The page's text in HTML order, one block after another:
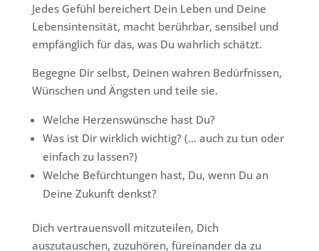
Jedes Gefühl bereichert Dein Leben und Deine
Lebensintensität, macht berührbar, sensibel und
empfänglich für das, was Du wahrlich schätzt.
Begegne Dir selbst, Deinen wahren Bedürfnissen,
Wünschen und Ängsten und teile sie.
Welche Herzenswünsche hast Du?
Was ist Dir wirklich wichtig? (… auch zu tun oder
einfach zu lassen?)
Welche Befürchtungen hast, Du, wenn Du an
Deine Zukunft denkst?
Dich vertrauensvoll mitzuteilen, Dich
auszutauschen, zuzuhören, füreinander da zu